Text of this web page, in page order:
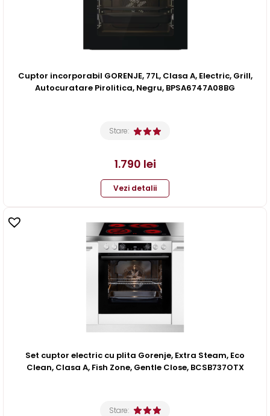
Cuptor incorporabil GORENJE, 77L, Clasa A, Electric, Grill,
Autocuratare Pirolitica, Negru, BPSA6747A08BG
Stare:
1.790 lei
Vezi detalii
Set cuptor electric cu plita Gorenje, Extra Steam, Eco
Clean, Clasa A, Fish Zone, Gentle Close, BCSB737OTX
Stare: